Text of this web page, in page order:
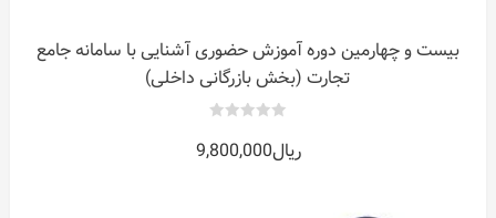
بیست و چهارمین دوره آموزش حضوری آشنایی با سامانه جامع
تجارت (بخش بازرگانی داخلی)
out
of
ریال9,800,000